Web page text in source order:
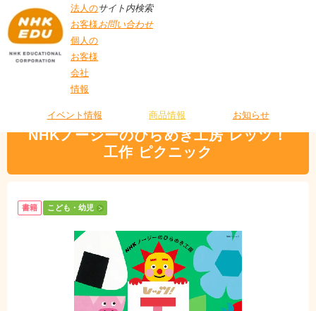
法人の
お客様
個人の
お客様
会社
情報
サイト内検索
お問い合わせ
イベント情報 商品情報 お知らせ
NHKノージーのひらめき工房 レッツ！
工作 ピクニック
書籍 こども・幼児